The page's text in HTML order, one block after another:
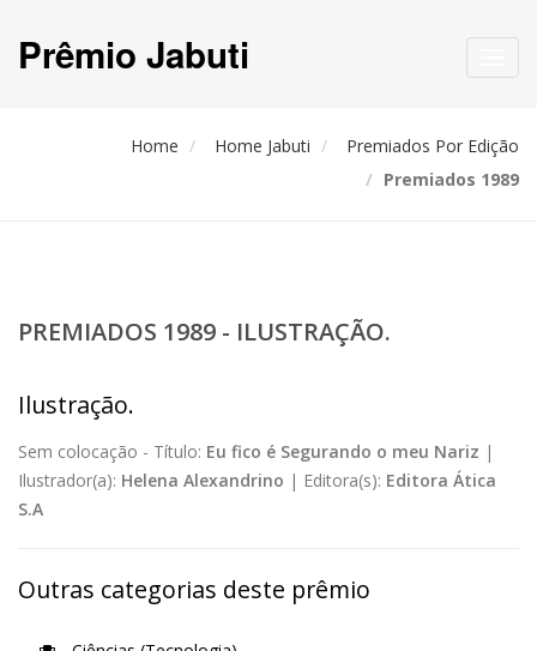
Prêmio Jabuti
Home Home Jabuti
Premiados Por Edição
Premiados 1989
PREMIADOS 1989 - ILUSTRAÇÃO.
Ilustração.
Sem colocação - Título: Eu fico é Segurando o meu Nariz |
Ilustrador(a): Helena Alexandrino | Editora(s): Editora Ática
S.A
Outras categorias deste prêmio